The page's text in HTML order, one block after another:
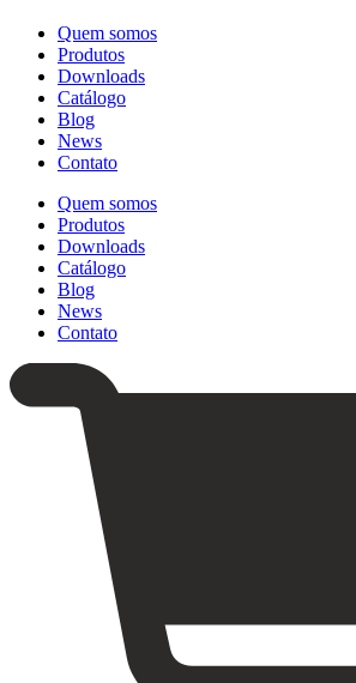
Quem somos
Produtos
Downloads
Catálogo
Blog
News
Contato
Quem somos
Produtos
Downloads
Catálogo
Blog
News
Contato